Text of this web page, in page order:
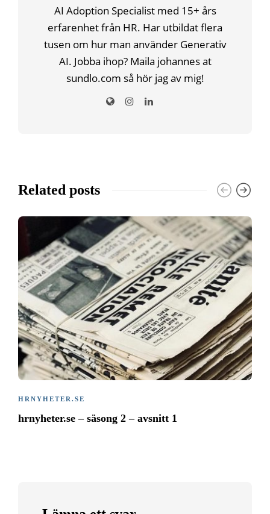
AI Adoption Specialist med 15+ års
erfarenhet från HR. Har utbildat flera
tusen om hur man använder Generativ
AI. Jobba ihop? Maila johannes at
sundlo.com så hör jag av mig!
Related posts
HRNYHETER.SE
hrnyheter.se – säsong 2 – avsnitt 1